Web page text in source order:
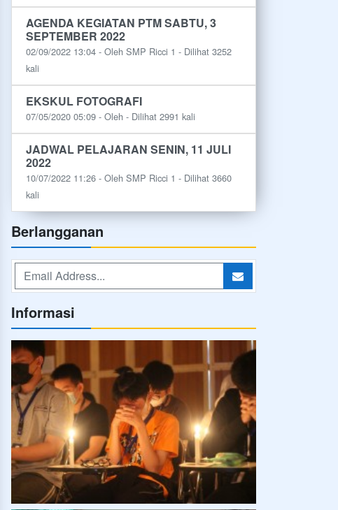
AGENDA KEGIATAN PTM SABTU, 3
SEPTEMBER 2022
02/09/2022 13:04 - Oleh SMP Ricci 1 - Dilihat 3252
kali
EKSKUL FOTOGRAFI
07/05/2020 05:09 - Oleh - Dilihat 2991 kali
JADWAL PELAJARAN SENIN, 11 JULI
2022
10/07/2022 11:26 - Oleh SMP Ricci 1 - Dilihat 3660
kali
Berlangganan
Informasi